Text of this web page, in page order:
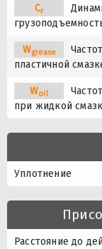
Cr
Wgrease
пластичной
Woil
при жидкой
Уплотнение
Расстояние до